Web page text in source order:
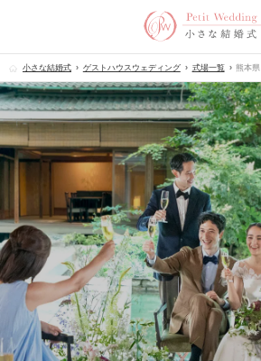
小さな結婚式 ゲストハウスウェディング 式場一覧 熊本県